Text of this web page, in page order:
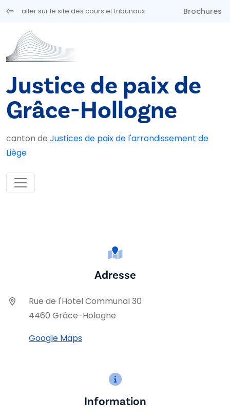
Aller au contenu principal
aller sur le site des cours et tribunaux Brochures
Justice de paix de
Grâce-Hollogne
canton de Justices de paix de l'arrondissement de
Liège
Adresse
Rue de l'Hotel Communal 30
4460 Grâce-Hologne
Google Maps
Information